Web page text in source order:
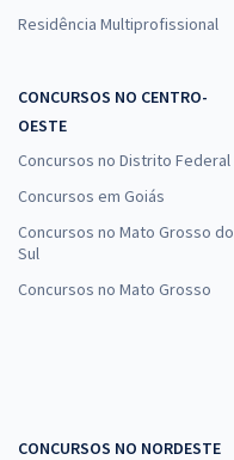
Residência Multiprofissional
CONCURSOS NO CENTRO-
OESTE
Concursos no Distrito Federal
Concursos em Goiás
Concursos no Mato Grosso do
Sul
Concursos no Mato Grosso
CONCURSOS NO NORDESTE